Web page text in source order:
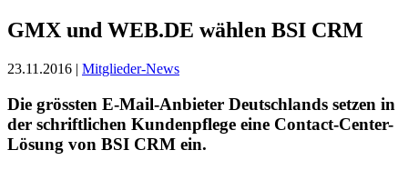
GMX und WEB.DE wählen BSI CRM
23.11.2016 | Mitglieder-News
Die grössten E-Mail-Anbieter Deutschlands setzen in
der schriftlichen Kundenpflege eine Contact-Center-
Lösung von BSI CRM ein.